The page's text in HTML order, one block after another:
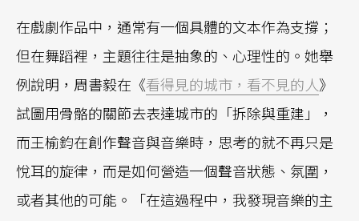
在戲劇作品中，通常有一個具體的文本作為支撐；
但在舞蹈裡，主題往往是抽象的、心理性的。她舉
例說明，周書毅在《看得見的城市，看不見的人》
試圖用骨骼的關節去表達城市的「拆除與重建」，
而王榆鈞在創作聲音與音樂時，思考的就不再只是
悅耳的旋律，而是如何營造一個聲音狀態、氛圍，
或者其他的可能。「在這過程中，我發現音樂的主